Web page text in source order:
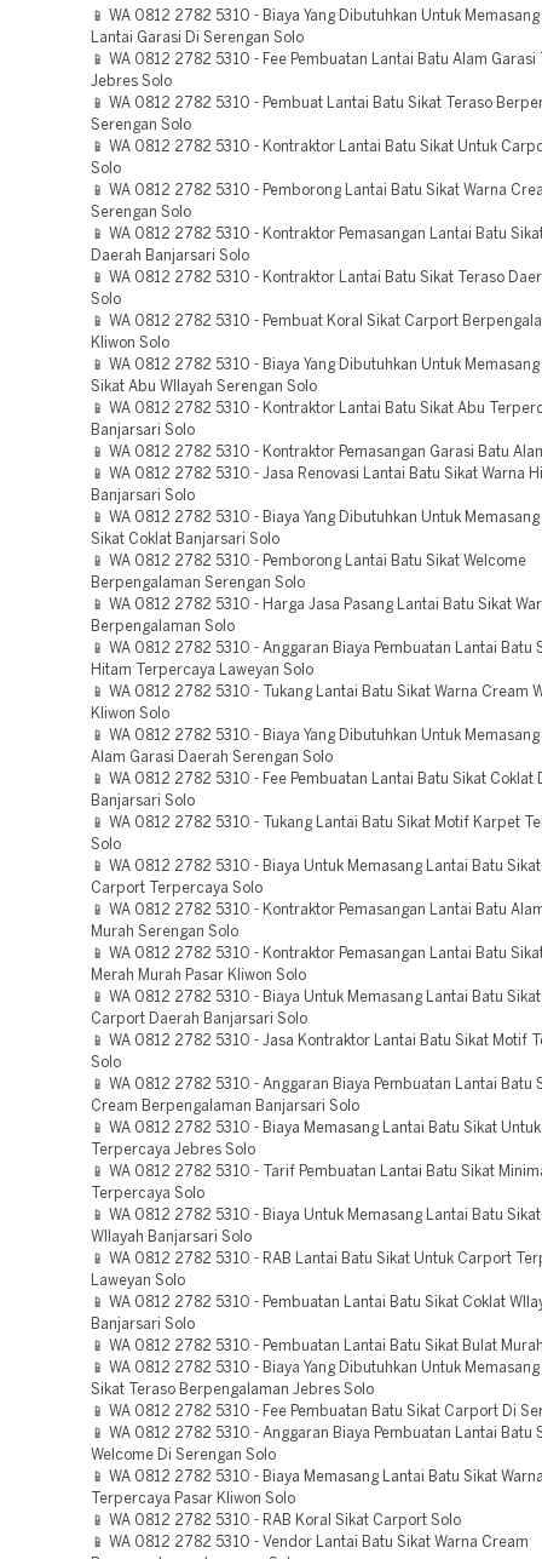
📱 WA 0812 2782 5310 - Biaya Yang Dibutuhkan Untuk
Lantai Garasi Di Serengan Solo
📱 WA 0812 2782 5310 - Fee Pembuatan Lantai Batu Alam
Jebres Solo
📱 WA 0812 2782 5310 - Pembuat Lantai Batu Sikat Teraso
Serengan Solo
📱 WA 0812 2782 5310 - Kontraktor Lantai Batu Sikat Untuk
Solo
📱 WA 0812 2782 5310 - Pemborong Lantai Batu Sikat Warna
Serengan Solo
📱 WA 0812 2782 5310 - Kontraktor Pemasangan Lantai Batu
Daerah Banjarsari Solo
📱 WA 0812 2782 5310 - Kontraktor Lantai Batu Sikat Teraso
Solo
📱 WA 0812 2782 5310 - Pembuat Koral Sikat Carport
Kliwon Solo
📱 WA 0812 2782 5310 - Biaya Yang Dibutuhkan Untuk
Sikat Abu WIlayah Serengan Solo
📱 WA 0812 2782 5310 - Kontraktor Lantai Batu Sikat Abu
Banjarsari Solo
📱 WA 0812 2782 5310 - Kontraktor Pemasangan Garasi Batu
📱 WA 0812 2782 5310 - Jasa Renovasi Lantai Batu Sikat Warna
Banjarsari Solo
📱 WA 0812 2782 5310 - Biaya Yang Dibutuhkan Untuk
Sikat Coklat Banjarsari Solo
📱 WA 0812 2782 5310 - Pemborong Lantai Batu Sikat Welcome
Berpengalaman Serengan Solo
📱 WA 0812 2782 5310 - Harga Jasa Pasang Lantai Batu Sikat
Berpengalaman Solo
📱 WA 0812 2782 5310 - Anggaran Biaya Pembuatan Lantai Batu
Hitam Terpercaya Laweyan Solo
📱 WA 0812 2782 5310 - Tukang Lantai Batu Sikat Warna Cream
Kliwon Solo
📱 WA 0812 2782 5310 - Biaya Yang Dibutuhkan Untuk
Alam Garasi Daerah Serengan Solo
📱 WA 0812 2782 5310 - Fee Pembuatan Lantai Batu Sikat Coklat
Banjarsari Solo
📱 WA 0812 2782 5310 - Tukang Lantai Batu Sikat Motif Karpet
Solo
📱 WA 0812 2782 5310 - Biaya Untuk Memasang Lantai Batu
Carport Terpercaya Solo
📱 WA 0812 2782 5310 - Kontraktor Pemasangan Lantai Batu
Murah Serengan Solo
📱 WA 0812 2782 5310 - Kontraktor Pemasangan Lantai Batu
Merah Murah Pasar Kliwon Solo
📱 WA 0812 2782 5310 - Biaya Untuk Memasang Lantai Batu
Carport Daerah Banjarsari Solo
📱 WA 0812 2782 5310 - Jasa Kontraktor Lantai Batu Sikat Motif
Solo
📱 WA 0812 2782 5310 - Anggaran Biaya Pembuatan Lantai Batu
Cream Berpengalaman Banjarsari Solo
📱 WA 0812 2782 5310 - Biaya Memasang Lantai Batu Sikat
Terpercaya Jebres Solo
📱 WA 0812 2782 5310 - Tarif Pembuatan Lantai Batu Sikat
Terpercaya Solo
📱 WA 0812 2782 5310 - Biaya Untuk Memasang Lantai Batu
WIlayah Banjarsari Solo
📱 WA 0812 2782 5310 - RAB Lantai Batu Sikat Untuk Carport
Laweyan Solo
📱 WA 0812 2782 5310 - Pembuatan Lantai Batu Sikat Coklat
Banjarsari Solo
📱 WA 0812 2782 5310 - Pembuatan Lantai Batu Sikat Bulat
📱 WA 0812 2782 5310 - Biaya Yang Dibutuhkan Untuk
Sikat Teraso Berpengalaman Jebres Solo
📱 WA 0812 2782 5310 - Fee Pembuatan Batu Sikat Carport Di
📱 WA 0812 2782 5310 - Anggaran Biaya Pembuatan Lantai Batu
Welcome Di Serengan Solo
📱 WA 0812 2782 5310 - Biaya Memasang Lantai Batu Sikat
Terpercaya Pasar Kliwon Solo
📱 WA 0812 2782 5310 - RAB Koral Sikat Carport Solo
📱 WA 0812 2782 5310 - Vendor Lantai Batu Sikat Warna Cream